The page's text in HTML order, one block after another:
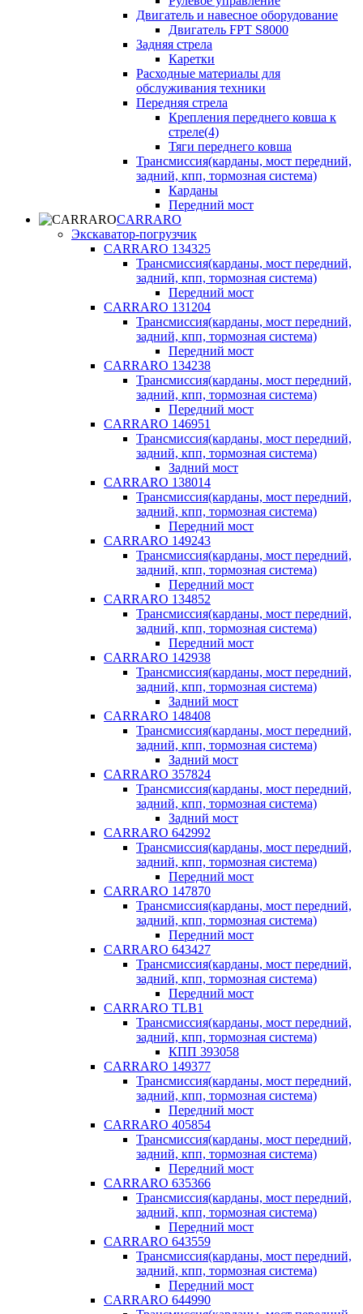
Двигатель и навесное оборудование
Двигатель FPT S8000
Задняя стрела
Каретки
Расходные материалы для
обслуживания техники
Передняя стрела
Крепления переднего ковша к
стреле(4)
Тяги переднего ковша
Трансмиссия(карданы, мост передний,
задний, кпп, тормозная система)
Карданы
Передний мост
CARRARO
Экскаватор-погрузчик
CARRARO 134325
Трансмиссия(карданы, мост передний,
задний, кпп, тормозная система)
Передний мост
CARRARO 131204
Трансмиссия(карданы, мост передний,
задний, кпп, тормозная система)
Передний мост
CARRARO 134238
Трансмиссия(карданы, мост передний,
задний, кпп, тормозная система)
Передний мост
CARRARO 146951
Трансмиссия(карданы, мост передний,
задний, кпп, тормозная система)
Задний мост
CARRARO 138014
Трансмиссия(карданы, мост передний,
задний, кпп, тормозная система)
Передний мост
CARRARO 149243
Трансмиссия(карданы, мост передний,
задний, кпп, тормозная система)
Передний мост
CARRARO 134852
Трансмиссия(карданы, мост передний,
задний, кпп, тормозная система)
Передний мост
CARRARO 142938
Трансмиссия(карданы, мост передний,
задний, кпп, тормозная система)
Задний мост
CARRARO 148408
Трансмиссия(карданы, мост передний,
задний, кпп, тормозная система)
Задний мост
CARRARO 357824
Трансмиссия(карданы, мост передний,
задний, кпп, тормозная система)
Задний мост
CARRARO 642992
Трансмиссия(карданы, мост передний,
задний, кпп, тормозная система)
Передний мост
CARRARO 147870
Трансмиссия(карданы, мост передний,
задний, кпп, тормозная система)
Передний мост
CARRARO 643427
Трансмиссия(карданы, мост передний,
задний, кпп, тормозная система)
Передний мост
CARRARO TLB1
Трансмиссия(карданы, мост передний,
задний, кпп, тормозная система)
КПП 393058
CARRARO 149377
Трансмиссия(карданы, мост передний,
задний, кпп, тормозная система)
Передний мост
CARRARO 405854
Трансмиссия(карданы, мост передний,
задний, кпп, тормозная система)
Передний мост
CARRARO 635366
Трансмиссия(карданы, мост передний,
задний, кпп, тормозная система)
Передний мост
CARRARO 643559
Трансмиссия(карданы, мост передний,
задний, кпп, тормозная система)
Передний мост
CARRARO 644990